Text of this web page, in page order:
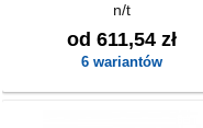
n/t
od 611,54 zł
6 wariantów